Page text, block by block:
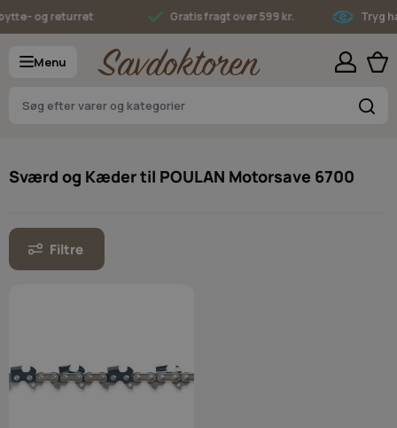
Skip to Content
og returret Gratis fragt over 599 kr. Tryg
Menu
Sværd og Kæder til POULAN Motorsave 6700
Filtre